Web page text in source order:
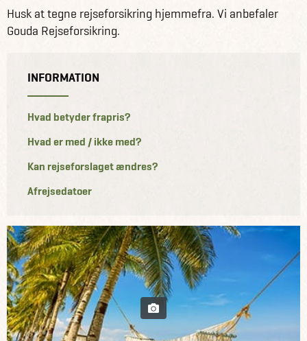
Husk at tegne rejseforsikring hjemmefra. Vi anbefaler
Gouda Rejseforsikring.
INFORMATION
Hvad betyder frapris?
Hvad er med / ikke med?
Kan rejseforslaget ændres?
Afrejsedatoer